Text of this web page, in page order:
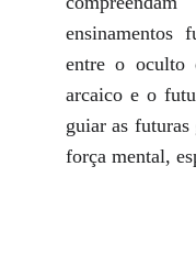
ensinamentos
entre o oculto
arcaico e o
guiar as futuras
força mental,